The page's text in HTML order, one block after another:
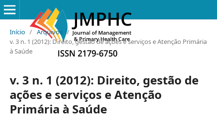
Início / Arquivos /
v. 3 n. 1 (2012): Direito, gestão de ações e serviços e Atenção Primária
à Saúde
v. 3 n. 1 (2012): Direito, gestão de
ações e serviços e Atenção
Primária à Saúde